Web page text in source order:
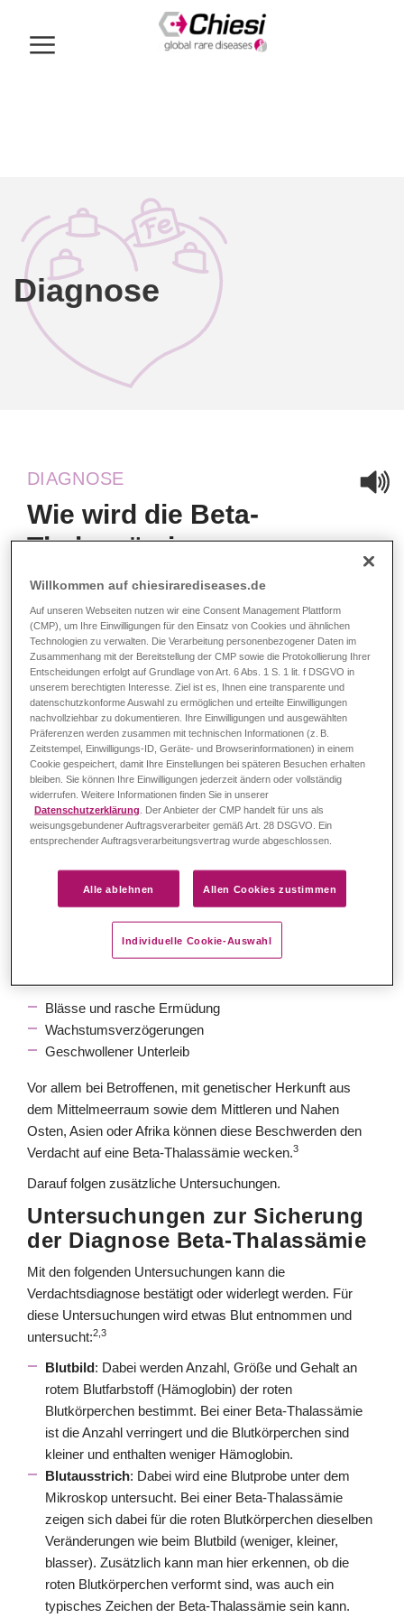
Diagnose
DIAGNOSE
Wie wird die Beta-
Thalassämie
diagnostiziert?
Je nachdem, welche Form der Beta-Thalassämie vorliegt,
kann es leichter oder schwerer sein, diese zu erkennen.
Bei der schweren Form (Thalassaemia major) sind die
Krankheitszeichen in der Regel schon in frühester Kindheit
so schwer, dass man die Erkrankung kaum übersehen
kann.1Bei derThalassämia intermediasind sie oft milder
und treten später auf. 1Die minor-Form kann sogar komplett
symptomfrei sein.2 In der Regel gibt es zunächst einen
Verdacht auf Beta-Thalassämie, der sich an bestimmten
Kennzeichen festmacht. Wenn dieser Verdacht aufkommt,
werden dann weitere Untersuchungen durchgeführt, um die
Verdachtsdiagnose bestätigen oder widerlegen zu können.
Verdacht auf Beta-Thalassämie
Der Verdacht auf eine Beta-Thalassämie ergibt sich oft aus
der Krankengeschichte (Anamnese) und einer körperlichen
Blässe und rasche Ermüdung
Wachstumsverzögerungen
Geschwollener Unterleib
Vor allem bei Betroffenen, mit genetischer Herkunft aus
dem Mittelmeerraum sowie dem Mittleren und Nahen
Osten, Asien oder Afrika können diese Beschwerden den
Verdacht auf eine Beta-Thalassämie wecken.3
Darauf folgen zusätzliche Untersuchungen.
Untersuchungen zur Sicherung
der Diagnose Beta-Thalassämie
Mit den folgenden Untersuchungen kann die
Verdachtsdiagnose bestätigt oder widerlegt werden. Für
diese Untersuchungen wird etwas Blut entnommen und
untersucht:2,3
Blutbild: Dabei werden Anzahl, Größe und Gehalt an
rotem Blutfarbstoff (Hämoglobin) der roten
Blutkörperchen bestimmt. Bei einer Beta-Thalassämie
ist die Anzahl verringert und die Blutkörperchen sind
kleiner und enthalten weniger Hämoglobin.
Blutausstrich: Dabei wird eine Blutprobe unter dem
Mikroskop untersucht. Bei einer Beta-Thalassämie
zeigen sich dabei für die roten Blutkörperchen dieselben
Veränderungen wie beim Blutbild (weniger, kleiner,
blasser). Zusätzlich kann man hier erkennen, ob die
roten Blutkörperchen verformt sind, was auch ein
typisches Zeichen der Beta-Thalassämie sein kann.
Willkommen auf chiesirarediseases.de
Auf unseren Webseiten nutzen wir eine Consent Management Plattform
(CMP), um Ihre Einwilligungen für den Einsatz von Cookies und ähnlichen
Technologien zu verwalten. Die Verarbeitung personenbezogener Daten im
Zusammenhang mit der Bereitstellung der CMP sowie die Protokollierung Ihrer
Entscheidungen erfolgt auf Grundlage von Art. 6 Abs. 1 S. 1 lit. f DSGVO in
unserem berechtigten Interesse. Ziel ist es, Ihnen eine transparente und
datenschutzkonforme Auswahl zu ermöglichen und erteilte Einwilligungen
nachvollziehbar zu dokumentieren. Ihre Einwilligungen und ausgewählten
Präferenzen werden zusammen mit technischen Informationen (z. B.
Zeitstempel, Einwilligungs-ID, Geräte- und Browserinformationen) in einem
Cookie gespeichert, damit Ihre Einstellungen bei späteren Besuchen erhalten
bleiben. Sie können Ihre Einwilligungen jederzeit ändern oder vollständig
widerrufen. Weitere Informationen finden Sie in unserer
Datenschutzerklärung . Der Anbieter der CMP handelt für uns als
weisungsgebundener Auftragsverarbeiter gemäß Art. 28 DSGVO. Ein
entsprechender Auftragsverarbeitungsvertrag wurde abgeschlossen.
Alle ablehnen Allen Cookies zustimmen
Individuelle Cookie-Auswahl